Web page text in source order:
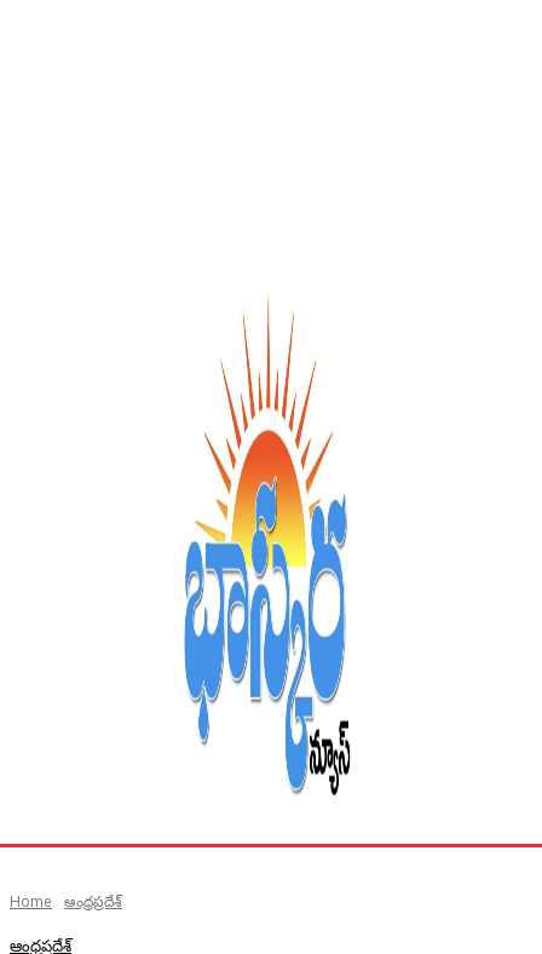
Home ఆంధ్రప్రదేశ్
ఆంధ్రప్రదేశ్